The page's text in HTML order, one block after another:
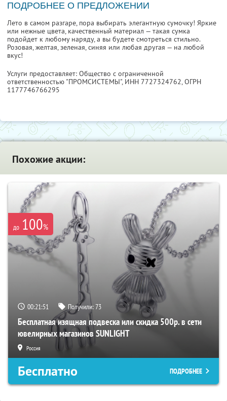
ПОДРОБНЕЕ О ПРЕДЛОЖЕНИИ
Лето в самом разгаре, пора выбирать элегантную сумочку! Яркие
или нежные цвета, качественный материал — такая сумка
подойдет к любому наряду, а вы будете смотреться стильно.
Розовая, желтая, зеленая, синяя или любая другая — на любой
вкус!
Услуги предоставляет: Общество с ограниченной
ответственностью "ПРОМСИСТЕМЫ", ИНН 7727324762, ОГРН
1177746766295
Похожие акции:
до 100%
00:21:50 Получили:73
Бесплатная изящная подвеска или скидка 500р. в сети
ювелирных магазинов SUNLIGHT
Россия
Бесплатно ПОДРОБНЕЕ